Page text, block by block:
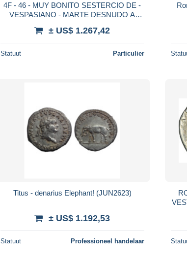
4F - 46 - MUY BONITO SESTERCIO DE -
VESPASIANO - MARTE DESNUDO A
± US$ 1.267,42
Statuut Particulier
Titus - denarius Elephant! (JUN2623)
± US$ 1.192,53
Statuut Professioneel handelaar